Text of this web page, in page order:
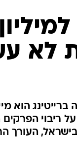
לא
הוא
ריבוי הפרקים
העורך